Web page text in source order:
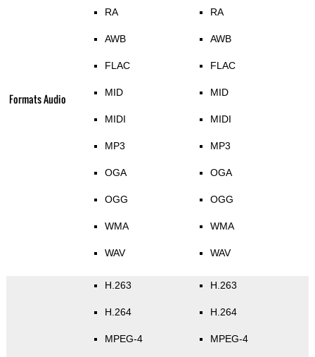
Formats Audio
RA
AWB
FLAC
MID
MIDI
MP3
OGA
OGG
WMA
WAV
RA
AWB
FLAC
MID
MIDI
MP3
OGA
OGG
WMA
WAV
H.263
H.264
MPEG-4
H.263
H.264
MPEG-4